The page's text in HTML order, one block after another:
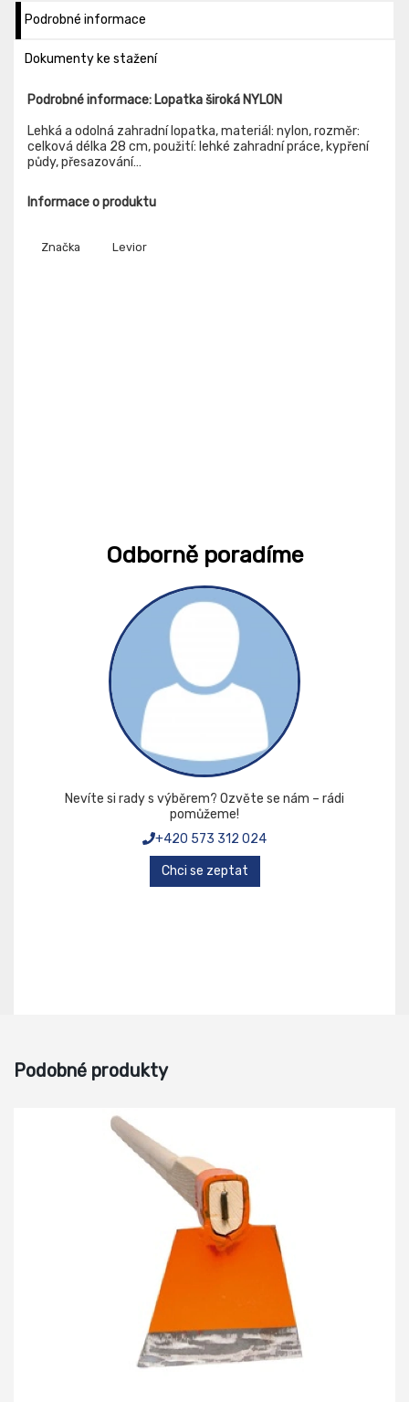
Podrobné informace
Dokumenty ke stažení
Podrobné informace: Lopatka široká NYLON
Lehká a odolná zahradní lopatka, materiál: nylon, rozměr:
celková délka 28 cm, použití: lehké zahradní práce, kypření
půdy, přesazování…
Informace o produktu
Značka Levior
Odborně poradíme
Nevíte si rady s výběrem? Ozvěte se nám – rádi
pomůžeme!
+420 573 312 024
Chci se zeptat
Podobné produkty